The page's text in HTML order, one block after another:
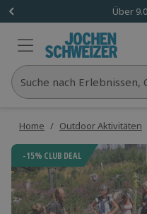
Über
Suche nach Erlebnissen,
Home / Outdoor Aktivitäten
-15% CLUB DEAL